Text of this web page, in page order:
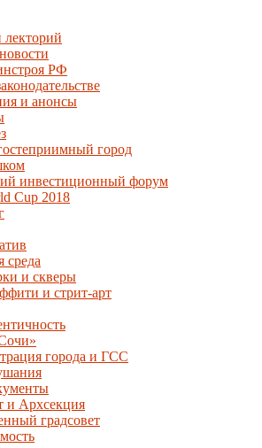
лекторий
РФ
и анонсы
город
инвестиционный форум
Cup 2018
среда
и скверы
и стрит-арт
города и ГСС
и Архсекция
градсовет